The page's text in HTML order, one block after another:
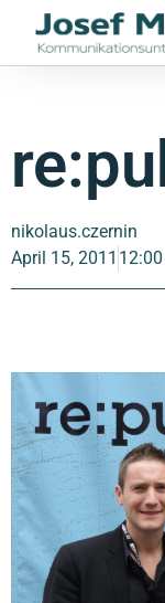
nikolaus.czernin
April 15, 2011